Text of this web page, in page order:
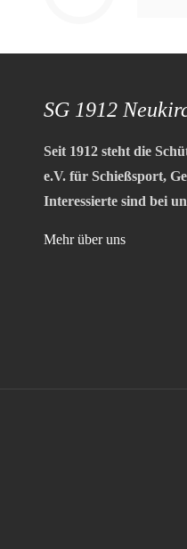
SG 1912
Seit 1912 steht die
e.V. für Schießsport,
Interessierte sind bei
Mehr über uns